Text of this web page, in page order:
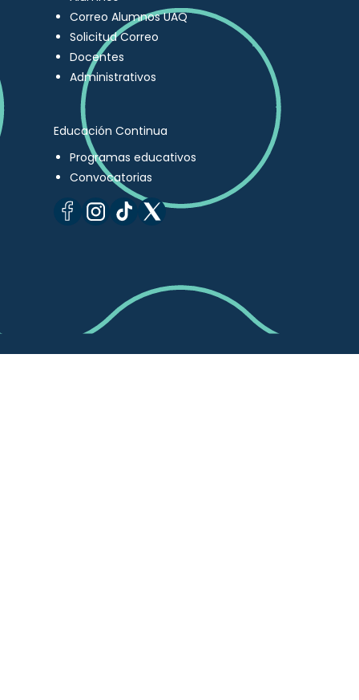
Correo Alumnos UAQ
Solicitud Correo
Docentes
Administrativos
Educación Continua
Programas educativos
Convocatorias